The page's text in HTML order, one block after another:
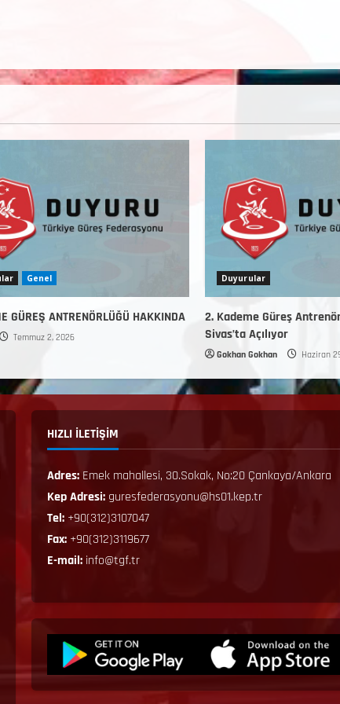
Genel
GÜREŞ ANTRENÖRLÜĞÜ HAKKINDA
Temmuz 2, 2026
Duyurular
2. Kademe Güreş
Sivas’ta Açılıyor
Gokhan Gokhan Haziran
HIZLI İLETİŞİM
Adres: Emek mahallesi, 30.Sokak, No:20 Çankaya/Ankara
Kep Adresi: guresfederasyonu@hs01.kep.tr
Tel: +90(312)3107047
Fax: +90(312)3119677
E-mail: info@tgf.tr